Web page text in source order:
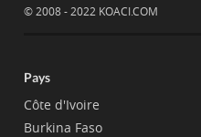
© 2008 - 2022 KOACI.COM
Pays
Côte d'Ivoire
Burkina Faso